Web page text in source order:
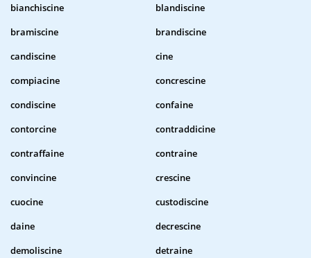
bianchiscine
blandiscine
bramiscine
brandiscine
candiscine
cine
compiacine
concrescine
condiscine
confaine
contorcine
contraddicine
contraffaine
contraine
convincine
crescine
cuocine
custodiscine
daine
decrescine
demoliscine
detraine